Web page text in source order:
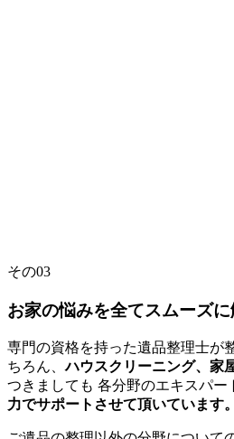
その03
お家の悩みを全てスムーズ
専門の資格を持った遺品整理士が
ちろん、ハウスクリーニング、家
つきましても 各分野のエキスパー
力でサポートさせて頂いています。